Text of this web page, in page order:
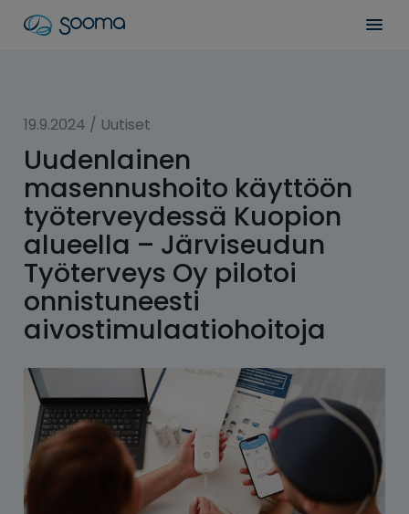
Siirry
sisältöön
Sooma
19.9.2024 / Uutiset
Uudenlainen
masennushoito käyttöön
työterveydessä Kuopion
alueella – Järviseudun
Työterveys Oy pilotoi
onnistuneesti
aivostimulaatio­hoitoja